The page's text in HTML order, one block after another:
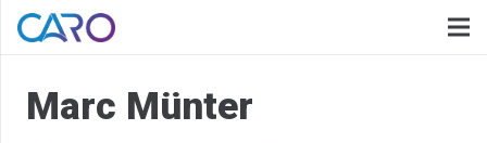
Marc Münter